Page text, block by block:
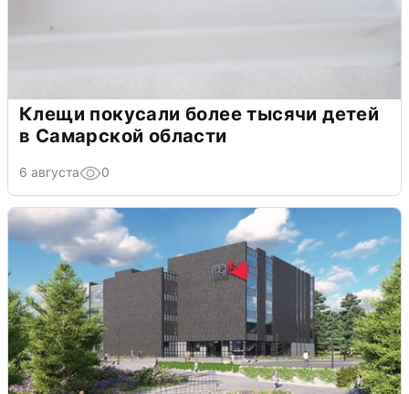
Клещи покусали более тысячи детей
в Самарской области
6 августа 0